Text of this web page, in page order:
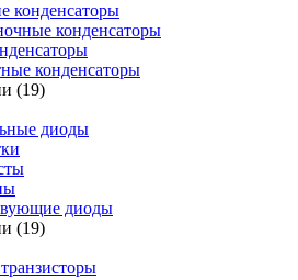
конденсаторы
конденсаторы
конденсаторы
(19)
диоды
диоды
(19)